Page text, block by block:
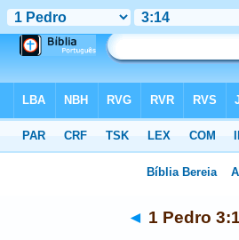
◄ 1 Pedro